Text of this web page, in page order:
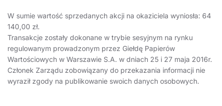
W sumie wartość sprzedanych akcji na okaziciela wyniosła: 64
140,00 zł.
Transakcje zostały dokonane w trybie sesyjnym na rynku
regulowanym prowadzonym przez Giełdę Papierów
Wartościowych w Warszawie S.A. w dniach 25 i 27 maja 2016r.
Członek Zarządu zobowiązany do przekazania informacji nie
wyraził zgody na publikowanie swoich danych osobowych.